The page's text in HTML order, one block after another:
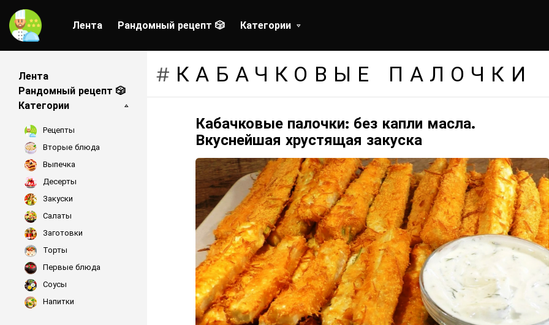
Лента Рандомный рецепт 🎲 Категории
КАБАЧКОВЫЕ ПАЛОЧКИ
LATEST
STORIES
Кабачковые палочки: без капли масла.
Вкуснейшая хрустящая закуска
Лента
Рандомный рецепт 🎲
Категории
Рецепты
Вторые блюда
Выпечка
Десерты
Закуски
Салаты
Заготовки
Торты
Первые блюда
Соусы
Напитки